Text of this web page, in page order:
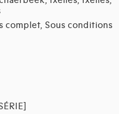
complet, Sous conditions